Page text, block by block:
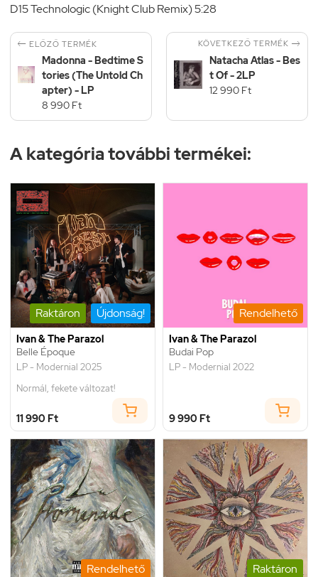
D15 Technologic (Knight Club Remix) 5:28
 ELŐZŐ TERMÉK
Madonna - Bedtime S
tories (The Untold Ch
apter) - LP
8 990 Ft
KÖVETKEZŐ TERMÉK 
Natacha Atlas - Bes
t Of - 2LP
12 990 Ft
A kategória további termékei:
Raktáron Újdonság!
Ivan & The Parazol
Belle Époque
LP - Modernial 2025
Normál, fekete változat!
11 990 Ft
Rendelhető
Ivan & The Parazol
Budai Pop
LP - Modernial 2022
9 990 Ft
Rendelhető Raktáron